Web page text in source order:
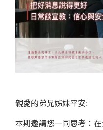
親愛的弟兄姊妹平安:
本期邀請您一同思考：